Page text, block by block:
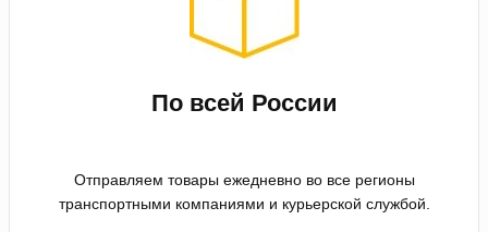
По всей России
Отправляем товары ежедневно во все регионы
транспортными компаниями и курьерской службой.